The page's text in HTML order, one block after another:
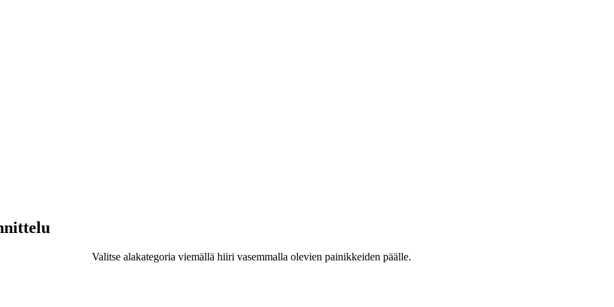
Valitse alakategoria viemällä hiiri vasemmalla olevien painikkeiden päälle.